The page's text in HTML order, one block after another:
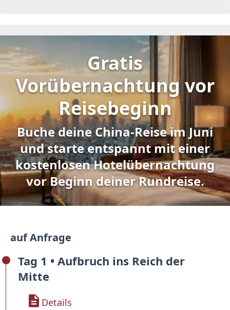
Gratis
Vorübernachtung vor
Reisebeginn
Buche deine China-Reise im Juni
und starte entspannt mit einer
kostenlosen Hotelübernachtung
vor Beginn deiner Rundreise.
auf Anfrage
Tag 1 • Aufbruch ins Reich der
Mitte
Details